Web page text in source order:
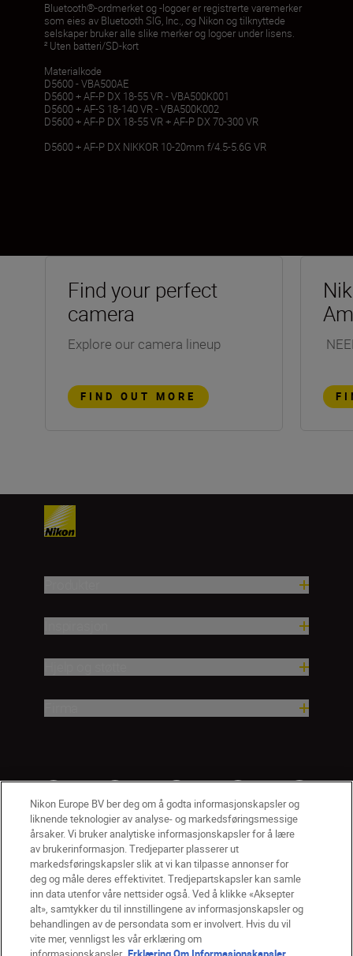
Bluetooth®-ordmerket og -logoer er registrerte varemerker
som eies av Bluetooth SIG, Inc., og Nikon og tilknyttede
selskaper bruker alle slike merker og logoer under lisens.
² Uten batteri/SD-kort
Materialkode
D5600 - VBA500AE
D5600 + AF-P DX 18-55 VR - VBA500K001
D5600 + AF-S 18-140 VR - VBA500K002
D5600 + AF-P DX 18-55 VR + AF-P DX 70-300 VR
D5600 + AF-P DX NIKKOR 10-20mm f/4.5-5.6G VR
Find your perfect
camera
Explore our camera lineup
FIND OUT MORE
NO Nikon Sites
Kontakt oss Personvernerklæring
Nikon Europe BV ber deg om å godta informasjonskapsler og
liknende teknologier av analyse- og markedsføringsmessige
årsaker. Vi bruker analytiske informasjonskapsler for å lære
av brukerinformasjon. Tredjeparter plasserer ut
markedsføringskapsler slik at vi kan tilpasse annonser for
deg og måle deres effektivitet. Tredjepartskapsler kan samle
inn data utenfor våre nettsider også. Ved å klikke «Aksepter
alt», samtykker du til innstillingene av informasjonskapsler og
behandlingen av de persondata som er involvert. Hvis du vil
vite mer, vennligst les vår erklæring om